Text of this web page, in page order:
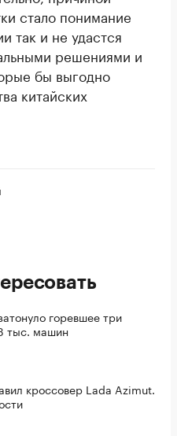
стало понимание
так и не удастся
решениями и
бы выгодно
китайских
горевшее три
тыс. машин
кроссовер Lada Azimut.